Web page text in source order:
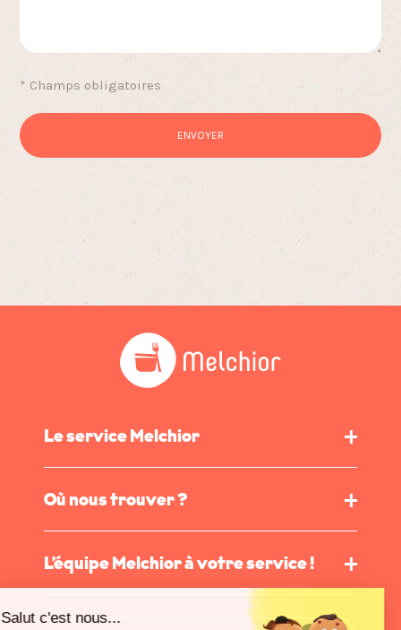
* Champs obligatoires
ENVOYER
Le service Melchior
Où nous trouver ?
L’équipe Melchior à votre service !
Salut c'est nous...